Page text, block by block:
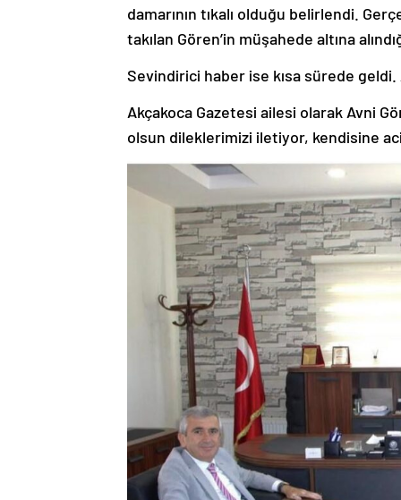
damarının tıkalı olduğu belirlendi.
takılan Gören’in müşahede altına
Sevindirici haber ise kısa sürede
Akçakoca Gazetesi ailesi olarak Avni
olsun dileklerimizi iletiyor, kendisine